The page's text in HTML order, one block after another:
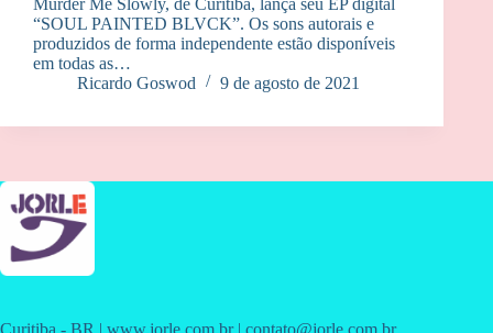
Murder Me Slowly, de Curitiba, lança seu EP digital
“SOUL PAINTED BLVCK”. Os sons autorais e
produzidos de forma independente estão disponíveis
em todas as…
Ricardo Goswod
9 de agosto de 2021
Curitiba - BR | www.jorle.com.br | contato@jorle.com.br